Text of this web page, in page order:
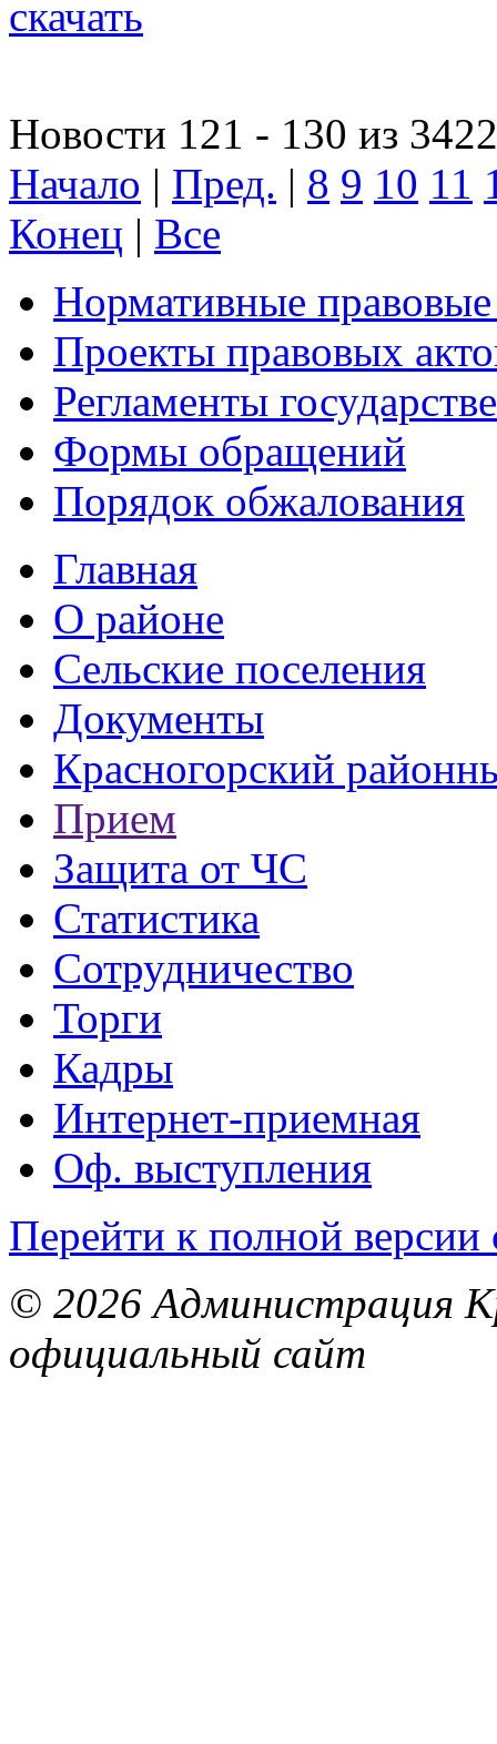
скачать
Новости 121 - 130 из 3422
Начало | Пред. | 8 9 10 11
Конец | Все
Нормативные
Проекты правовых
Регламенты
Формы обращений
Порядок обжалования
Главная
О районе
Сельские поселения
Документы
Красногорский
Прием
Защита от ЧС
Статистика
Сотрудничество
Торги
Кадры
Интернет-приемная
Оф. выступления
Перейти к полной версии
© 2026 Администрация
официальный сайт